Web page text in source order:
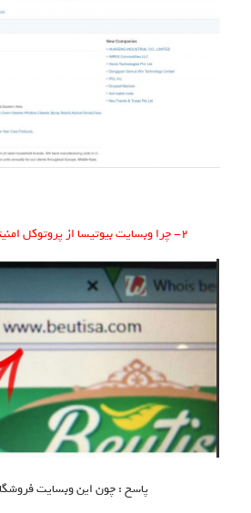
۲- چرا وبسایت بیوتیسا از پروتوکل امنیتی استفاده نمیکنه ؟
پاسخ : چون این وبسایت